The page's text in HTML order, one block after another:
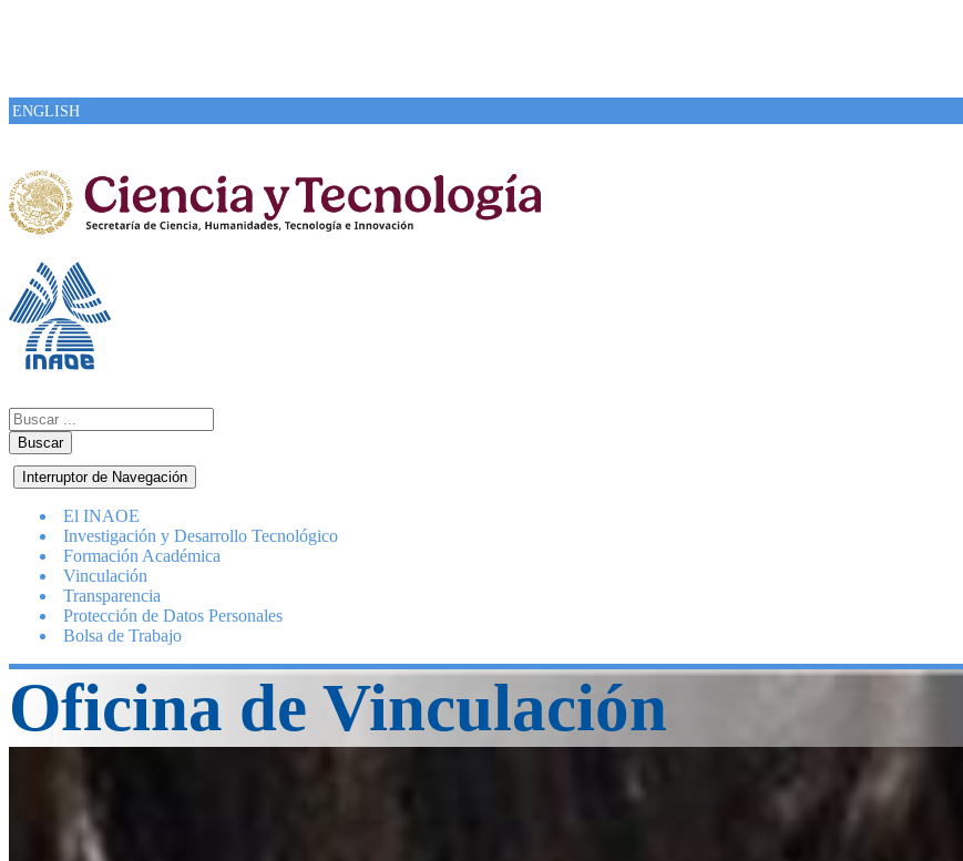
ENGLISH
Buscar
Interruptor de Navegación
El INAOE
Investigación y Desarrollo Tecnológico
Formación Académica
Vinculación
Transparencia
Protección de Datos Personales
Bolsa de Trabajo
Oficina de Vinculación